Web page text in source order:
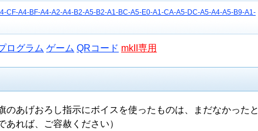
CF-A4-BF-A4-A2-A4-B2-A5-B2-A1-BC-A5-E0-A1-CA-A5-DC-A5-A4-A5-B9-A1-
ログラム ゲーム QRコード mkII専用
あげおろし指示にボイスを使ったものは、まだなかったと
れば、ご容赦ください）